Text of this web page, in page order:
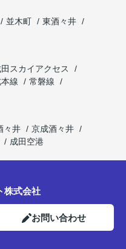
並木町
東酒々井
田スカイアクセス
線
常磐線
々井
京成酒々井
成田空港
株式会社
お問い合わせ